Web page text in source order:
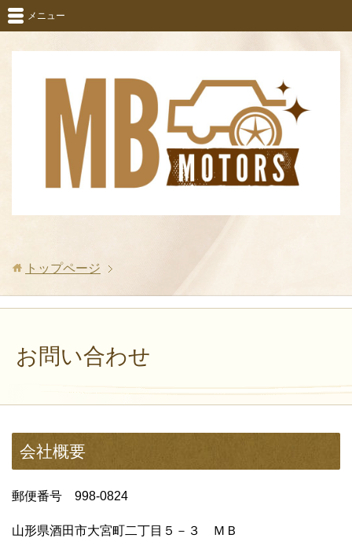
メニュー
トップページ
お問い合わせ
会社概要
郵便番号 998-0824
山形県酒田市大宮町二丁目５－３ ＭＢ